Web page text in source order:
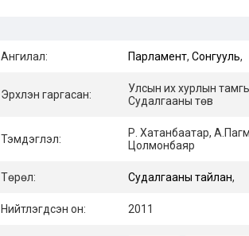
Ангилал: Парламент, Сонгууль,
Эрхлэн гаргасан:
Улсын их хурлын
Судалгааны төв
Тэмдэглэл:
Р. Хатанбаатар,
Цолмонбаяр
Төрөл: Судалгааны тайлан,
Нийтлэгдсэн он: 2011